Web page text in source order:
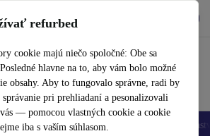
refurbed
cookie majú niečo spoločné: Obe sa
hlavne na to, aby vám bolo možné
obsahy. Aby to fungovalo správne, radi by
správanie pri prehliadaní a pesonalizovali
— pomocou vlastných cookie a cookie
iba s vaším súhlasom.
a jednoducho
Tablety Inteligentné hodinky